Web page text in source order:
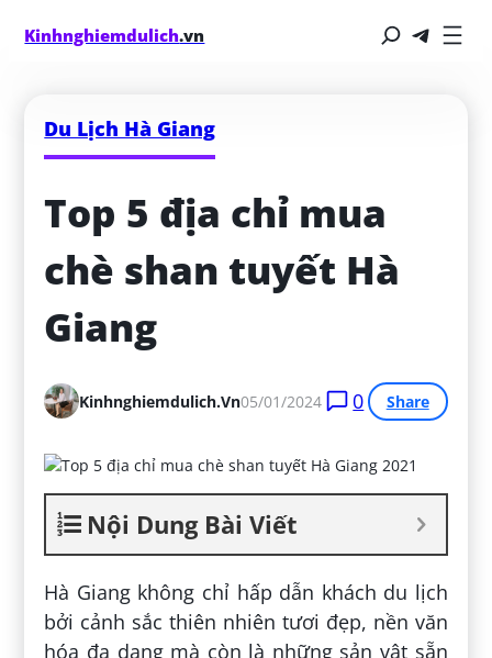
Kinhnghiemdulich.vn
Du Lịch Hà Giang
Top 5 địa chỉ mua
chè shan tuyết Hà
Giang
Kinhnghiemdulich.vn05/01/2024 0 Share
Nội Dung Bài Viết
Hà Giang không chỉ hấp dẫn khách du lịch
bởi cảnh sắc thiên nhiên tươi đẹp, nền văn
hóa đa dạng mà còn là những sản vật sẵn